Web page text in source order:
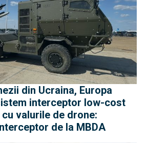
din Ucraina, Europa
interceptor low-cost
valurile de drone:
de la MBDA